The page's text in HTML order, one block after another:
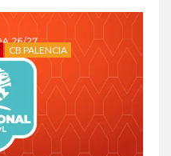
CB PALENCIA